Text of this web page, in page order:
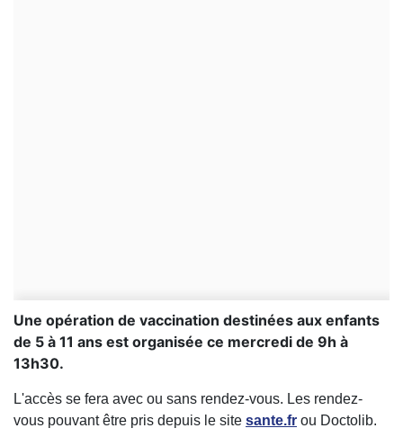
Une opération de vaccination destinées aux enfants
de 5 à 11 ans est organisée ce mercredi de 9h à
13h30.
L'accès se fera avec ou sans rendez-vous. Les rendez-
vous pouvant être pris depuis le site sante.fr ou Doctolib.